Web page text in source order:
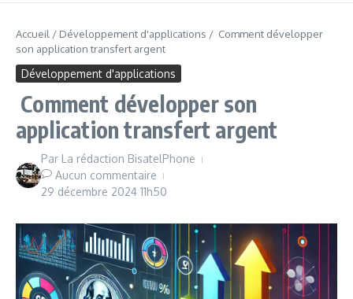
Accueil / Développement d'applications / Comment développer
son application transfert argent
Développement d'applications
Comment développer son
application transfert argent
Par La rédaction BisatelPhone
Aucun commentaire
29 décembre 2024 11h50